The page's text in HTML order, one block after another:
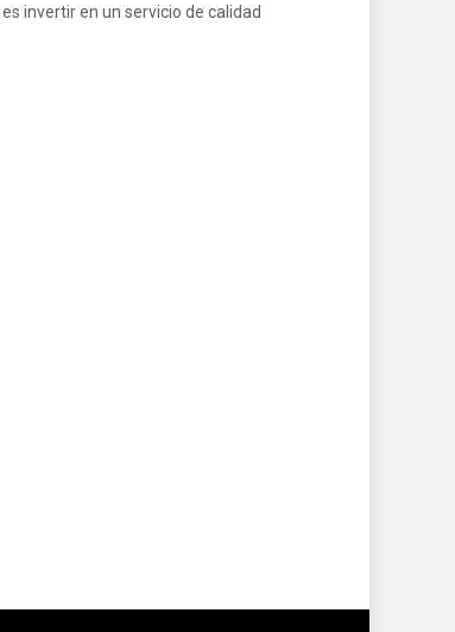
es invertir en un servicio de calidad